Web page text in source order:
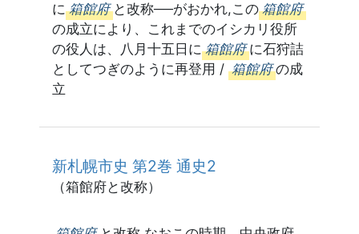
に 箱館府 と改称──がおかれ,この 箱館府
の成立により、これまでのイシカリ役所
の役人は、八月十五日に 箱館府 に石狩詰
としてつぎのように再登用 / 箱館府 の成
立
新札幌市史 第2巻 通史2
（箱館府と改称）